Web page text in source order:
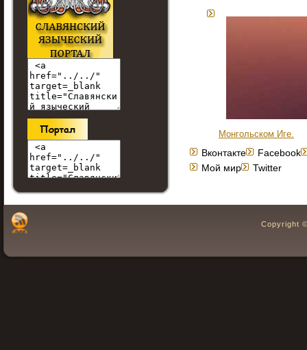
Монгольском Иге.
Вконтакте
Facebook
Мой мир
Twitter
Copyright